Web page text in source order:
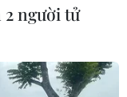
tiết nguy
người tử